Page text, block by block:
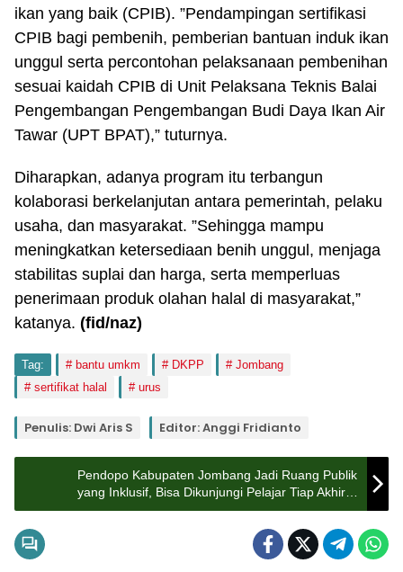
ikan yang baik (CPIB). ”Pendampingan sertifikasi
CPIB bagi pembenih, pemberian bantuan induk ikan
unggul serta percontohan pelaksanaan pembenihan
sesuai kaidah CPIB di Unit Pelaksana Teknis Balai
Pengembangan Pengembangan Budi Daya Ikan Air
Tawar (UPT BPAT),” tuturnya.
Diharapkan, adanya program itu terbangun
kolaborasi berkelanjutan antara pemerintah, pelaku
usaha, dan masyarakat. ”Sehingga mampu
meningkatkan ketersediaan benih unggul, menjaga
stabilitas suplai dan harga, serta memperluas
penerimaan produk olahan halal di masyarakat,”
katanya. (fid/naz)
Tag: bantu umkm DKPP
Jombang
sertifikat halal
urus
Penulis: Dwi Aris S Editor: Anggi Fridianto
Pendopo Kabupaten Jombang Jadi Ruang Publik
yang Inklusif, Bisa Dikunjungi Pelajar Tiap Akhir
Pekan